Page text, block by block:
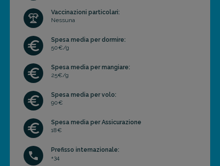
Vaccinazioni particolari:
Nessuna
Spesa media per dormire:
50€/g
Spesa media per mangiare:
25€/g
Spesa media per volo:
90€
Spesa media per Assicurazione
18€
Prefisso internazionale:
+34